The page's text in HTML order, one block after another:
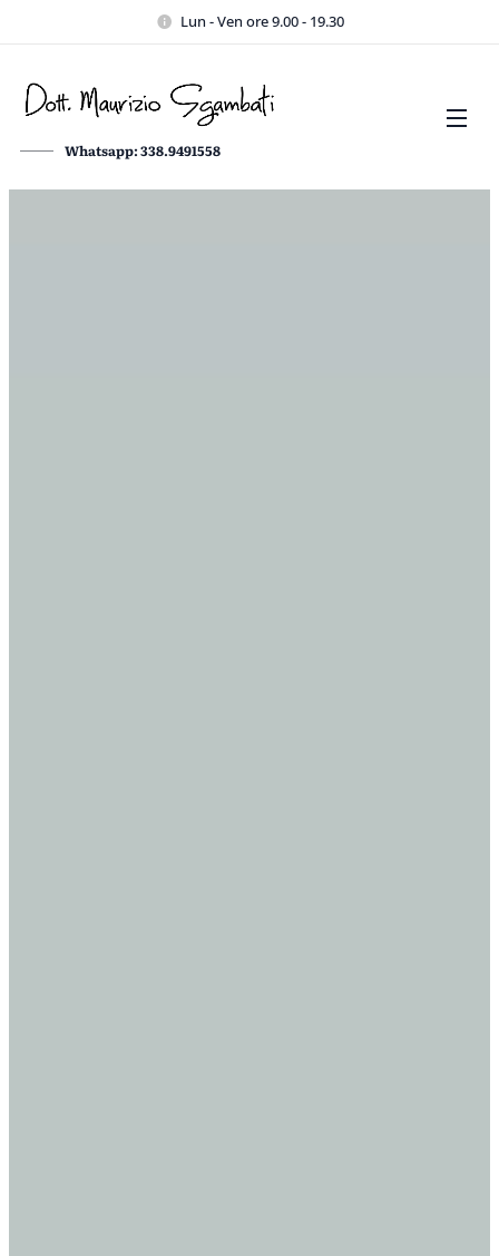
Lun - Ven ore 9.00 - 19.30
Whatsapp: 338.9491558